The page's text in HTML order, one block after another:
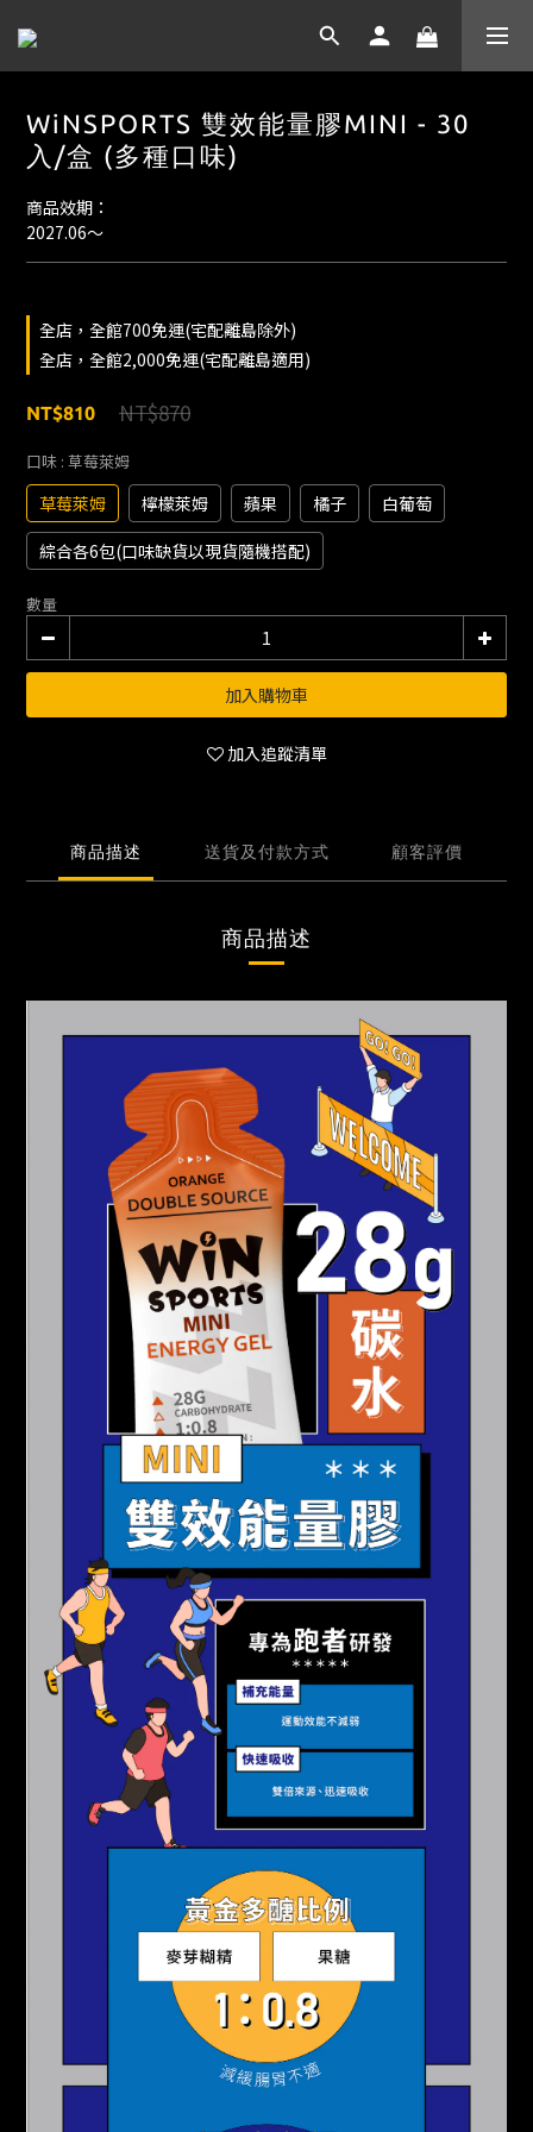
WiNSPORTS 雙效能量膠MINI - 30
入/盒 (多種口味)
商品效期：
2027.06～
全店，全館700免運(宅配離島除外)
全店，全館2,000免運(宅配離島適用)
NT$810 NT$870
口味 : 草莓萊姆
草莓萊姆 檸檬萊姆 蘋果 橘子
白葡萄
綜合各6包(口味缺貨以現貨隨機搭配)
數量
加入購物車
加入追蹤清單
商品描述 送貨及付款方式 顧客評價
商品描述